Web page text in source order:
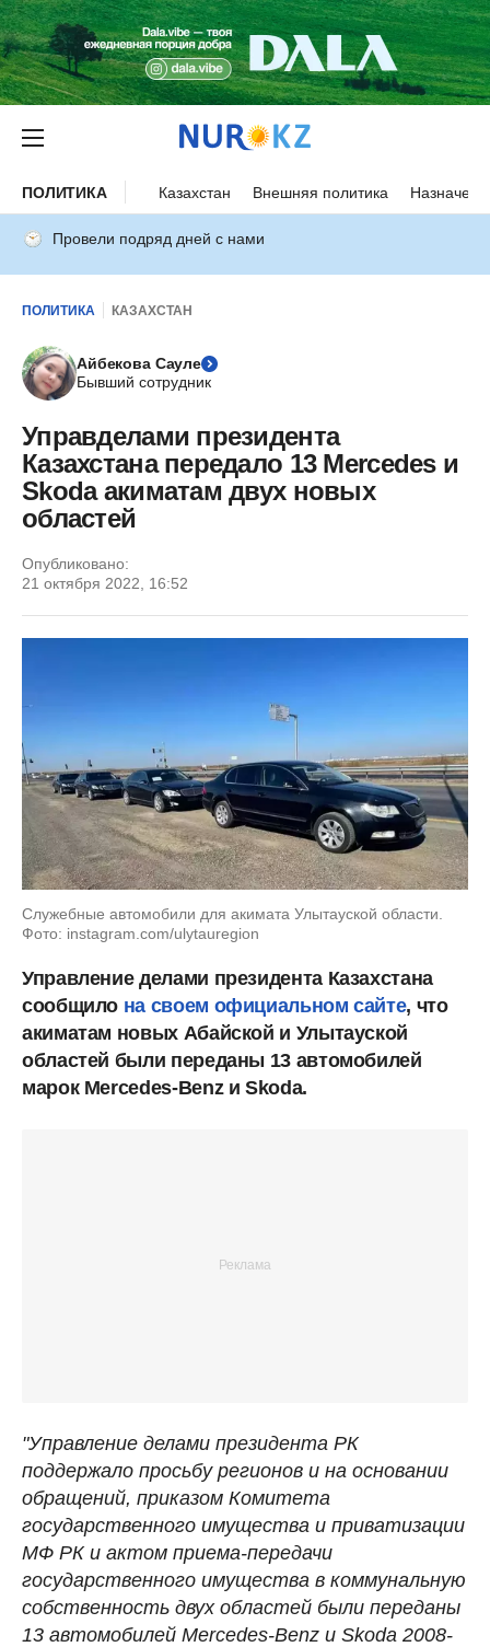
ПОЛИТИКА Казахстан Внешняя политика
Провели подряд дней с нами
ПОЛИТИКА КАЗАХСТАН
Айбекова Сауле
Бывший сотрудник
Управделами президента
Казахстана передало 13 Mercedes и
Skoda акиматам двух новых
областей
Опубликовано:
21 октября 2022, 16:52
Служебные автомобили для акимата Улытауской области.
Фото: instagram.com/ulytauregion
Управление делами президента Казахстана
сообщило на своем официальном сайте, что
акиматам новых Абайской и Улытауской
областей были переданы 13 автомобилей
марок Mercedes-Benz и Skoda.
"Управление делами президента РК
поддержало просьбу регионов и на основании
обращений, приказом Комитета
государственного имущества и приватизации
МФ РК и актом приема-передачи
государственного имущества в коммунальную
собственность двух областей были переданы
13 автомобилей Mercedes-Benz и Skoda 2008-